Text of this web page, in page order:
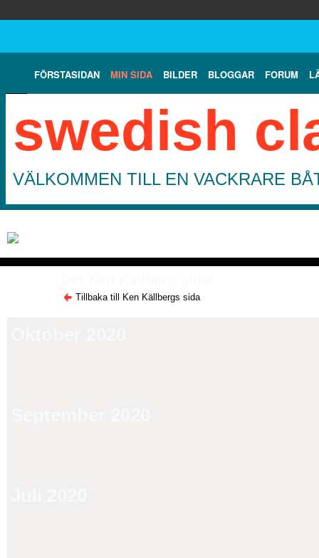
FÖRSTASIDAN MIN SIDA BILDER BLOGGAR FORUM
swedish
VÄLKOMMEN TILL EN VACKRARE
Tillbaka till Ken Källbergs sida